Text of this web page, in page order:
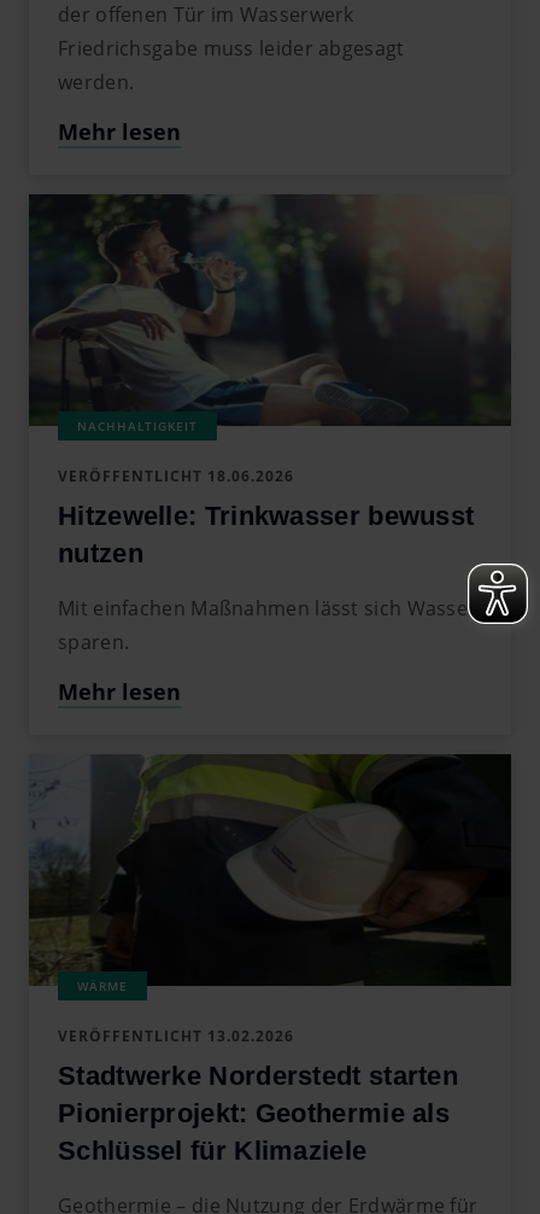
der offenen Tür im Wasserwerk
Friedrichsgabe muss leider abgesagt
werden.
Mehr lesen
VERÖFFENTLICHT 18.06.2026
Hitzewelle: Trinkwasser bewusst
nutzen
Mit einfachen Maßnahmen lässt sich Wasser
sparen.
Mehr lesen
VERÖFFENTLICHT 13.02.2026
Stadtwerke Norderstedt starten
Pionierprojekt: Geothermie als
Schlüssel für Klimaziele
Geothermie – die Nutzung der Erdwärme für